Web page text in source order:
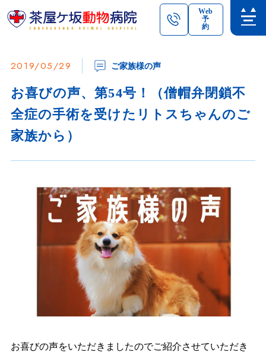
Web
予
約
2019/05/29 ご家族様の声
お喜びの声、第54号！（僧帽弁閉鎖不
全症の手術を受けたリトスちゃんのご
家族から）
お喜びの声をいただきましたのでご紹介させていただき